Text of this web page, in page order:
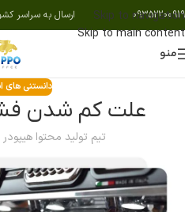
Skip to navigation
Skip to main content
09352200919 ارسال به سراسر کشور 🚚
منو
دانستنی های
علت کم شدن
تیم تولید محتوا هیپودر